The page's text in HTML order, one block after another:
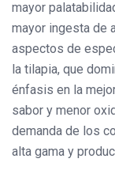
mayor
mayor ingesta de
aspectos de
la tilapia, que
énfasis en la
sabor y menor
demanda de los
alta gama y